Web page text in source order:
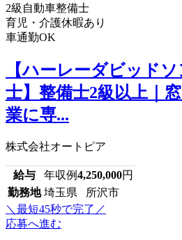
2級自動車整備士
育児・介護休暇あり
車通勤OK
【ハーレーダビッド
士】整備士2級以上｜
業に専...
株式会社オートピア
給与 年収例4,250,000円
勤務地 埼玉県 所沢市
＼最短45秒で完了／
応募へ進む